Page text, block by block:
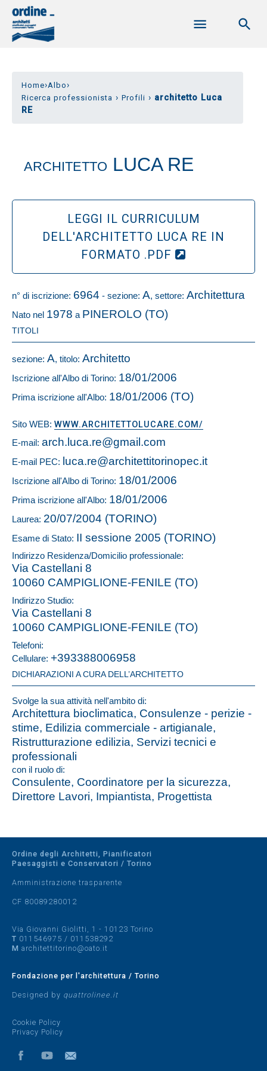
Home›Albo›
Ricerca professionista › Profili › architetto Luca
RE
ARCHITETTO LUCA RE
LEGGI IL CURRICULUM
DELL'ARCHITETTO LUCA RE IN
FORMATO .PDF
n° di iscrizione: 6964 - sezione: A, settore: Architettura
Nato nel 1978 a PINEROLO (TO)
TITOLI
sezione: A, titolo: Architetto
Iscrizione all'Albo di Torino: 18/01/2006
Prima iscrizione all'Albo: 18/01/2006 (TO)
Sito WEB: WWW.ARCHITETTOLUCARE.COM/
E-mail: arch.luca.re@gmail.com
E-mail PEC: luca.re@architettitorinopec.it
Iscrizione all'Albo di Torino: 18/01/2006
Prima iscrizione all'Albo: 18/01/2006
Laurea: 20/07/2004 (TORINO)
Esame di Stato: II sessione 2005 (TORINO)
Indirizzo Residenza/Domicilio professionale:
Via Castellani 8
10060 CAMPIGLIONE-FENILE (TO)
Indirizzo Studio:
Via Castellani 8
10060 CAMPIGLIONE-FENILE (TO)
Telefoni:
Cellulare: +393388006958
DICHIARAZIONI A CURA DELL’ARCHITETTO
Svolge la sua attività nell'ambito di:
Architettura bioclimatica, Consulenze - perizie -
stime, Edilizia commerciale - artigianale,
Ristrutturazione edilizia, Servizi tecnici e
professionali
con il ruolo di:
Consulente, Coordinatore per la sicurezza,
Direttore Lavori, Impiantista, Progettista
Ordine degli Architetti, Pianificatori
Paesaggisti e Conservatori / Torino
Amministrazione trasparente
CF 80089280012
Via Giovanni Giolitti, 1 - 10123 Torino
T 011546975 / 011538292
M architettitorino@oato.it
Fondazione per l'architettura / Torino
Designed by quattrolinee.it
Cookie Policy
Privacy Policy